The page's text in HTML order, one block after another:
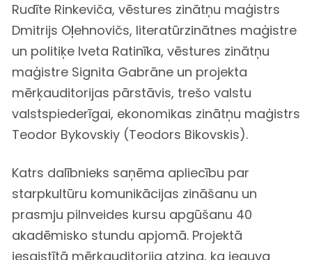
Rudīte Rinkeviča, vēstures zinātņu maģistrs
Dmitrijs Oļehnovičs, literatūrzinātnes maģistre
un politiķe Iveta Ratinīka, vēstures zinātņu
maģistre Signita Gabrāne un projekta
mērķauditorijas pārstāvis, trešo valstu
valstspiederīgai, ekonomikas zinātņu maģistrs
Teodor Bykovskiy (Teodors Bikovskis).
Katrs dalībnieks saņēma apliecību par
starpkultūru komunikācijas zināšanu un
prasmju pilnveides kursu apgūšanu 40
akadēmisko stundu apjomā. Projektā
iesaistītā mērķauditorija atzina, ka ieguva